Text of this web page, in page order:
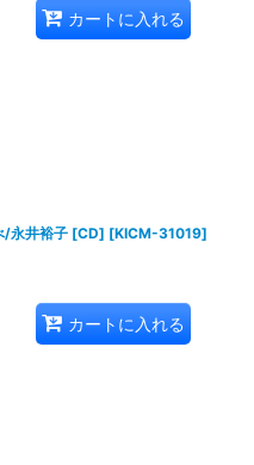
カートに入れる
/永井裕子 [CD] [KICM-31019]
カートに入れる